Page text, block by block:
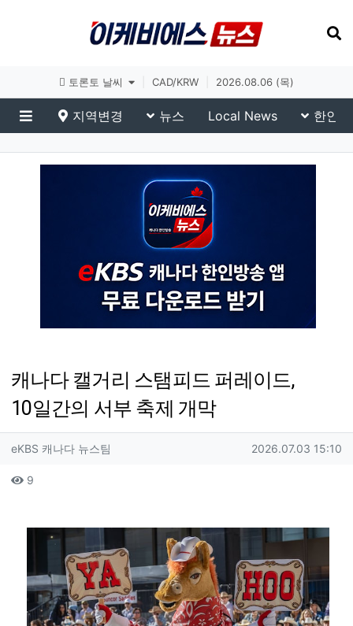
토론토 날씨 CAD/KRW 2026.08.06 (목)
메뉴
지역변경 뉴스 Local News 한인
eKBS News
캐나다 캘거리 스탬피드 퍼레이드,
10일간의 서부 축제 개막
작성자 정보
eKBS 캐나다 뉴스팀 작성일
2026.07.03 15:10
컨텐츠 정보
9